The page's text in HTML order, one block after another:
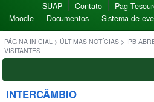
SUAP Contato Pag
Moodle
Documentos Sistema de
PÁGINA INICIAL > ÚLTIMAS NOTÍCIAS > IPB
VISITANTES
INTERCÂMBIO